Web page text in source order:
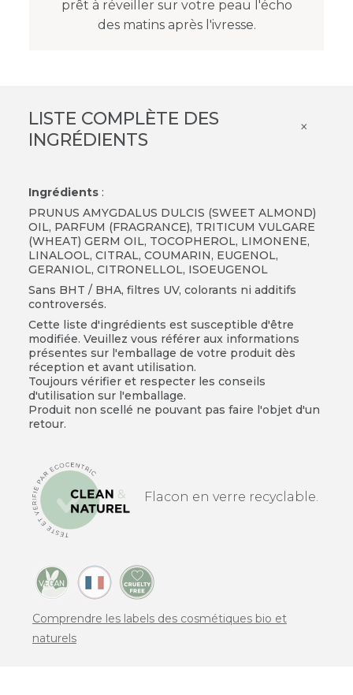
prêt à réveiller sur votre peau l'écho
des matins après l'ivresse.
LISTE COMPLÈTE DES
INGRÉDIENTS
×
Ingrédients:
PRUNUS AMYGDALUS DULCIS (SWEET ALMOND)
OIL, PARFUM (FRAGRANCE), TRITICUM VULGARE
(WHEAT) GERM OIL, TOCOPHEROL, LIMONENE,
LINALOOL, CITRAL, COUMARIN, EUGENOL,
GERANIOL, CITRONELLOL, ISOEUGENOL
Sans BHT / BHA, filtres UV, colorants ni additifs
controversés.
Cette liste d'ingrédients est susceptible d'être
modifiée. Veuillez vous référer aux informations
présentes sur l'emballage de votre produit dès
réception et avant utilisation.
Toujours vérifier et respecter les conseils
d'utilisation sur l'emballage.
Produit non scellé ne pouvant pas faire l'objet d'un
retour.
Flacon en verre recyclable.
Comprendre les labels des cosmétiques bio et
naturels